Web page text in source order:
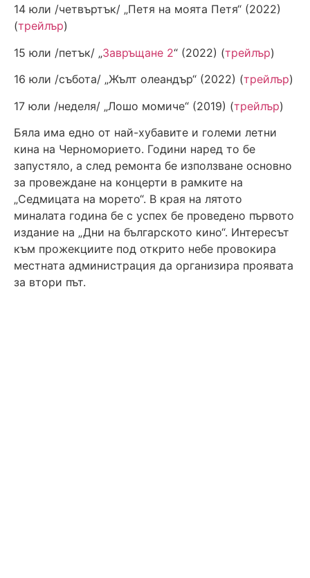
14 юли /четвъртък/ „Петя на моята Петя“ (2022)
(трейлър)
15 юли /петък/ „Завръщане 2“ (2022) (трейлър)
16 юли /събота/ „Жълт олеандър“ (2022) (трейлър)
17 юли /неделя/ „Лошо момиче“ (2019) (трейлър)
Бяла има едно от най-хубавите и големи летни
кина на Черноморието. Години наред то бе
запустяло, а след ремонта бе използване основно
за провеждане на концерти в рамките на
„Седмицата на морето“. В края на лятото
миналата година бе с успех бе проведено първото
издание на „Дни на българското кино“. Интересът
към прожекциите под открито небе провокира
местната администрация да организира проявата
за втори път.